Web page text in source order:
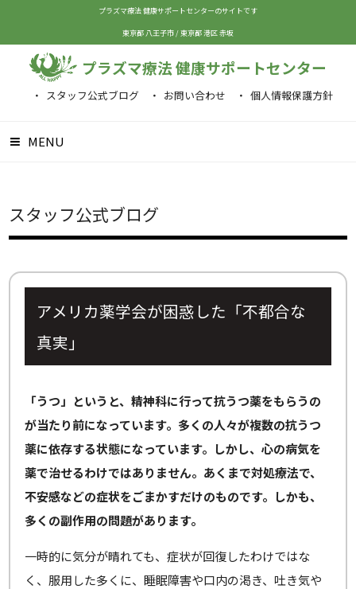
プラズマ療法 健康サポートセンターのサイトです
東京都 八王子市/東京都 港区 赤坂
プラズマ療法 健康サポートセンター
スタッフ公式ブログ お問い合わせ 個人情報保護方針
MENU
スタッフ公式ブログ
アメリカ薬学会が困惑した「不都合な
真実」
「うつ」というと、精神科に行って抗うつ薬をもらうの
が当たり前になっています。多くの人々が複数の抗うつ
薬に依存する状態になっています。しかし、心の病気を
薬で治せるわけではありません。あくまで対処療法で、
不安感などの症状をごまかすだけのものです。しかも、
多くの副作用の問題があります。
一時的に気分が晴れても、症状が回復したわけではな
く、服用した多くに、睡眠障害や口内の渇き、吐き気や